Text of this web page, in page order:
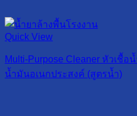
Quick View
Multi-Purpose Cleaner หัวเชื้
น้ำมันอเนกประสงค์ (สูตรน้ำ)